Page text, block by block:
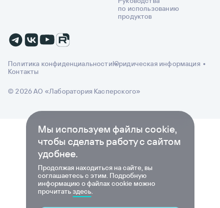
по использованию
продуктов
© 2026 АО «Лаборатория Касперского»
Политика конфиденциальностиЮридическая информация
Контакты
Мы используем файлы cookie,
чтобы сделать работу с сайтом
удобнее.
Продолжая находиться на сайте, вы
соглашаетесь с этим. Подробную
информацию о файлах cookie можно
прочитатьздесь.